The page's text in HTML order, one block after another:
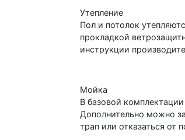
Утепление
Пол и потолок
прокладкой
инструкции
Мойка
В базовой
Дополнительно можно
трап или отказаться от